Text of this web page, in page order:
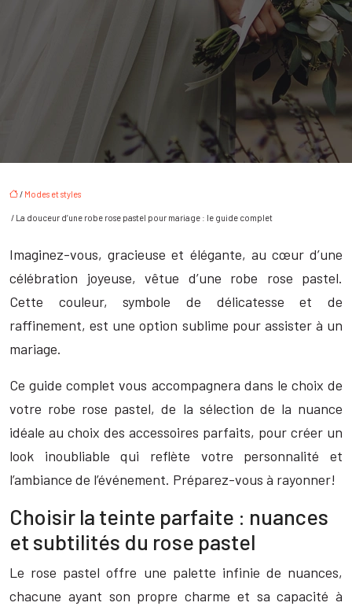
/ Modes et styles
/ La douceur d’une robe rose pastel pour mariage : le guide complet
Imaginez-vous, gracieuse et élégante, au cœur d’une
célébration joyeuse, vêtue d’une robe rose pastel.
Cette couleur, symbole de délicatesse et de
raffinement, est une option sublime pour assister à un
mariage.
Ce guide complet vous accompagnera dans le choix de
votre robe rose pastel, de la sélection de la nuance
idéale au choix des accessoires parfaits, pour créer un
look inoubliable qui reflète votre personnalité et
l’ambiance de l’événement. Préparez-vous à rayonner!
Choisir la teinte parfaite : nuances
et subtilités du rose pastel
Le rose pastel offre une palette infinie de nuances,
chacune ayant son propre charme et sa capacité à